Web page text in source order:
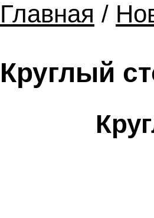
Главная /
Круглый